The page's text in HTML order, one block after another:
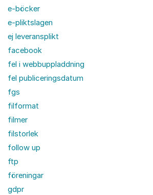
e-böcker
e-pliktslagen
ej leveransplikt
facebook
fel i webbuppladdning
fel publiceringsdatum
fgs
filformat
filmer
filstorlek
follow up
ftp
föreningar
gdpr